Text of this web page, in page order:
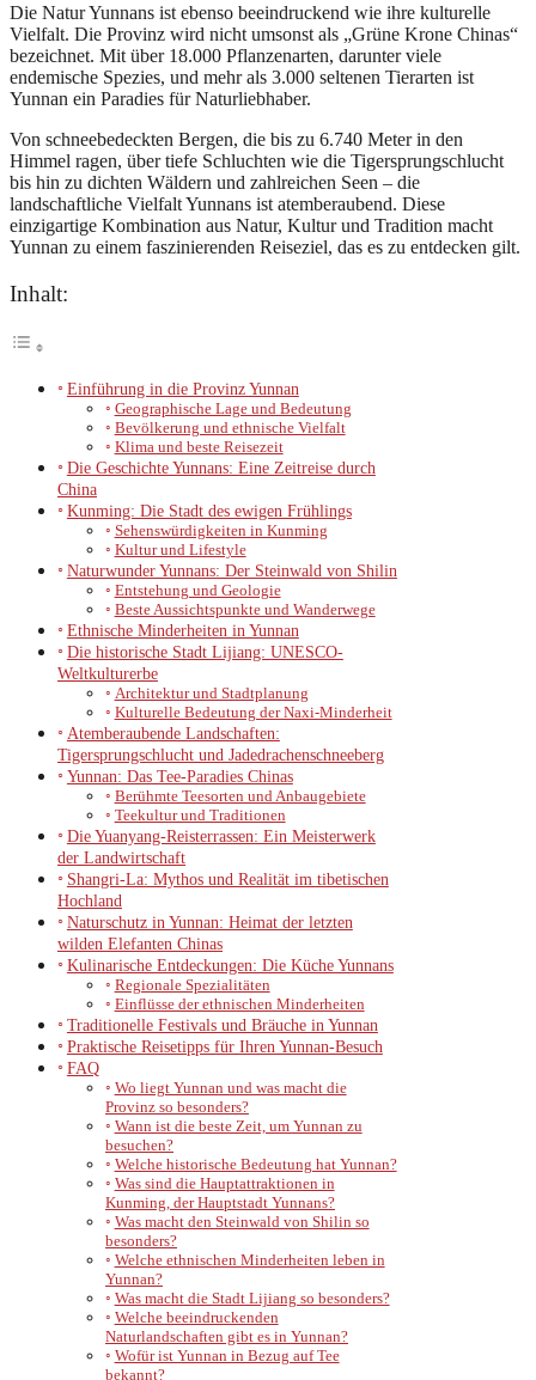
Die Natur Yunnans ist ebenso beeindruckend wie ihre kulturelle
Vielfalt. Die Provinz wird nicht umsonst als „Grüne Krone Chinas“
bezeichnet. Mit über 18.000 Pflanzenarten, darunter viele
endemische Spezies, und mehr als 3.000 seltenen Tierarten ist
Yunnan ein Paradies für Naturliebhaber.
Von schneebedeckten Bergen, die bis zu 6.740 Meter in den
Himmel ragen, über tiefe Schluchten wie die Tigersprungschlucht
bis hin zu dichten Wäldern und zahlreichen Seen – die
landschaftliche Vielfalt Yunnans ist atemberaubend. Diese
einzigartige Kombination aus Natur, Kultur und Tradition macht
Yunnan zu einem faszinierenden Reiseziel, das es zu entdecken gilt.
Inhalt:
Einführung in die Provinz Yunnan
Geographische Lage und Bedeutung
Bevölkerung und ethnische Vielfalt
Klima und beste Reisezeit
Die Geschichte Yunnans: Eine Zeitreise durch
China
Kunming: Die Stadt des ewigen Frühlings
Sehenswürdigkeiten in Kunming
Kultur und Lifestyle
Naturwunder Yunnans: Der Steinwald von Shilin
Entstehung und Geologie
Beste Aussichtspunkte und Wanderwege
Ethnische Minderheiten in Yunnan
Die historische Stadt Lijiang: UNESCO-
Weltkulturerbe
Architektur und Stadtplanung
Kulturelle Bedeutung der Naxi-Minderheit
Atemberaubende Landschaften:
Tigersprungschlucht und Jadedrachenschneeberg
Yunnan: Das Tee-Paradies Chinas
Berühmte Teesorten und Anbaugebiete
Teekultur und Traditionen
Die Yuanyang-Reisterrassen: Ein Meisterwerk
der Landwirtschaft
Shangri-La: Mythos und Realität im tibetischen
Hochland
Naturschutz in Yunnan: Heimat der letzten
wilden Elefanten Chinas
Kulinarische Entdeckungen: Die Küche Yunnans
Regionale Spezialitäten
Einflüsse der ethnischen Minderheiten
Traditionelle Festivals und Bräuche in Yunnan
Praktische Reisetipps für Ihren Yunnan-Besuch
FAQ
Wo liegt Yunnan und was macht die
Provinz so besonders?
Wann ist die beste Zeit, um Yunnan zu
besuchen?
Welche historische Bedeutung hat Yunnan?
Was sind die Hauptattraktionen in
Kunming, der Hauptstadt Yunnans?
Was macht den Steinwald von Shilin so
besonders?
Welche ethnischen Minderheiten leben in
Yunnan?
Was macht die Stadt Lijiang so besonders?
Welche beeindruckenden
Naturlandschaften gibt es in Yunnan?
Wofür ist Yunnan in Bezug auf Tee
bekannt?